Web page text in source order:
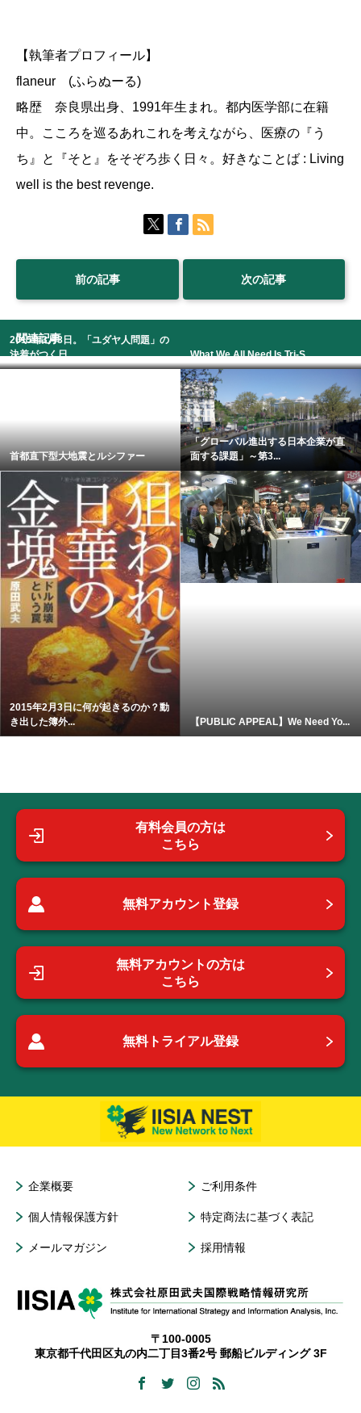
【執筆者プロフィール】
flaneur (ふらぬーる)
略歴 奈良県出身、1991年生まれ。都内医学部に在籍
中。こころを巡るあれこれを考えながら、医療の『う
ち』と『そと』をそぞろ歩く日々。好きなことば : Living
well is the best revenge.
前の記事 次の記事
関連記事
2015年3月3日。「ユダヤ人問題」の
決着がつく日...
What We All Need Is Tri-S...
首都直下型大地震とルシファー
「グローバル進出する日本企業が直
面する課題」～第3...
2015年2月3日に何が起きるのか？動
き出した簿外...
【PUBLIC APPEAL】We Need Yo...
有料会員の方は
こちら
無料アカウント登録
無料アカウントの方は
こちら
無料トライアル登録
企業概要 ご利用条件
個人情報保護方針 特定商法に基づく表記
メールマガジン 採用情報
〒100-0005
東京都千代田区丸の内二丁目3番2号 郵船ビルディング 3F